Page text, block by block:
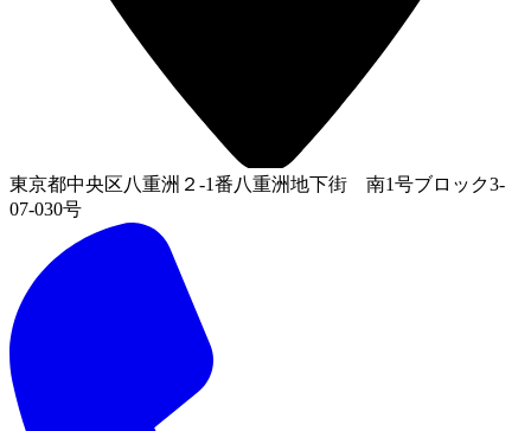
東京都中央区八重洲２-1番八重洲地下街 南1号ブロック3-
07-030号